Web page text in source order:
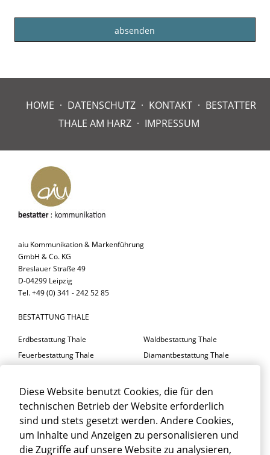
Diese Website benutzt Cookies, die für den
technischen Betrieb der Website erforderlich
sind und stets gesetzt werden. Andere Cookies,
um Inhalte und Anzeigen zu personalisieren und
die Zugriffe auf unsere Website zu analysieren,
HOME DATENSCHUTZ KONTAKT
BESTATTER
THALE AM HARZ
IMPRESSUM
aiu Kommunikation & Markenführung
GmbH & Co. KG
Breslauer Straße 49
D-04299 Leipzig
Tel. +49 (0) 341 - 242 52 85
BESTATTUNG THALE
Erdbestattung Thale
Feuerbestattung Thale
Waldbestattung Thale
Diamantbestattung Thale
BESTATTER THALE
Trauerfeier Thale
Trauerbegleitung Thale
Beisetzung Thale
Trauerfloristik Thale
Trauerhalle Thale